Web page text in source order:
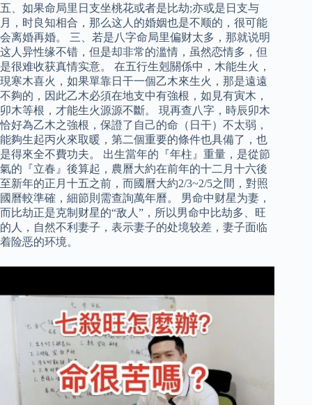
五、如果命局里日支坐桃花或者是比劫;亦或是日支与
月，时良知相合，那么这人的婚姻也是不顺的，很可能
会离婚再婚。 三、若是八字命局里偏财太多，那就说明
这人异性缘不错，但是却非常的滥情，虽然恋情多，但
是很难收获真情实意。 在五行生剋關係中，木能生火，
現寒木喜火，如果單靠日干一個乙木來生火，那是遠遠
不夠的，因此乙木必須在地支中有強根，如見有寅木，
卯木等根，才能生火源源不斷。 現再查八字，時辰卯木
恰好為乙木之強根，保證了自己的命（日干）不太弱，
能夠生起丙火來取暖，第二個重要的條件也具備了，也
是得來全不費功夫。 出生當年的『年柱』重量，是從節
氣的『立春』後算起，農曆大約在前年的十二月十六後
至新年的正月十五之前，而國曆大約2/3~2/5之間，對照
國曆較準確，細節則需查詢萬年曆。 男命中财星为妻，
而比劫正是克制财星的“敌人”，所以男命中比劫多、旺
的人，自然不利妻子，表示妻子的处境较差，妻子面临
着险恶的环境。